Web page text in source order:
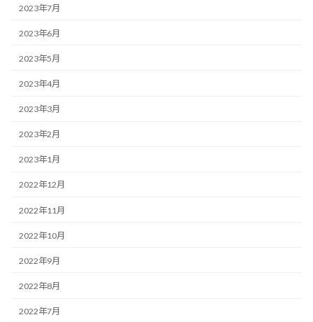
2023年7月
2023年6月
2023年5月
2023年4月
2023年3月
2023年2月
2023年1月
2022年12月
2022年11月
2022年10月
2022年9月
2022年8月
2022年7月